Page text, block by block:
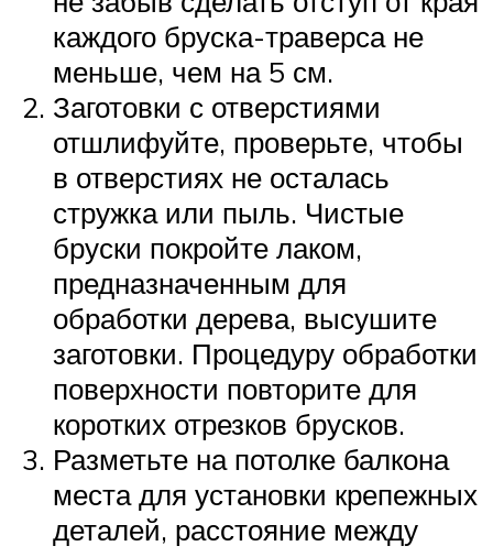
каждого бруска-траверса не
меньше, чем на 5 см.
Заготовки с отверстиями
отшлифуйте, проверьте, чтобы
в отверстиях не осталась
стружка или пыль. Чистые
бруски покройте лаком,
предназначенным для
обработки дерева, высушите
заготовки. Процедуру обработки
поверхности повторите для
коротких отрезков брусков.
Разметьте на потолке балкона
места для установки крепежных
деталей, расстояние между